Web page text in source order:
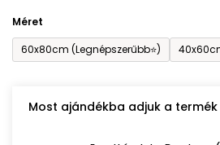
Méret
60x80cm (Legnépszerűbb⭐)
Most ajándékba adjuk a termék